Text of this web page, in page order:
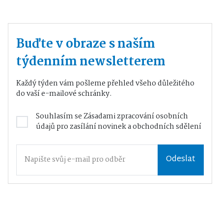
Buďte v obraze s naším
týdenním newsletterem
Každý týden vám pošleme přehled všeho důležitého
do vaší e-mailové schránky.
Souhlasím seZásadami zpracování osobních
údajůpro zasílání novinek a obchodních sdělení
Odeslat